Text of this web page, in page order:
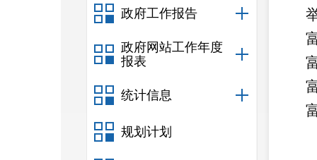
政府工作报告
政府网站工作年度
报表
统计信息
规划计划